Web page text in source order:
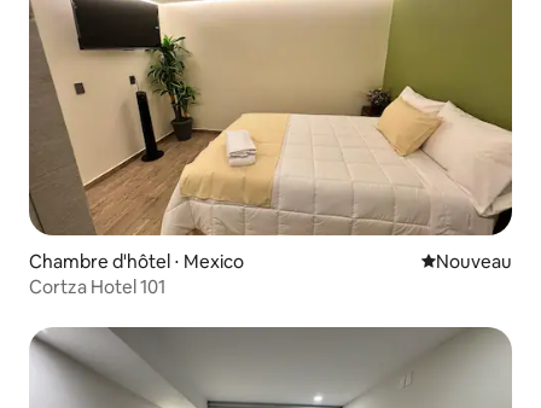
Chambre d'hôtel ⋅ Mexico Nouvel
Nouveau
Cortza Hotel 101